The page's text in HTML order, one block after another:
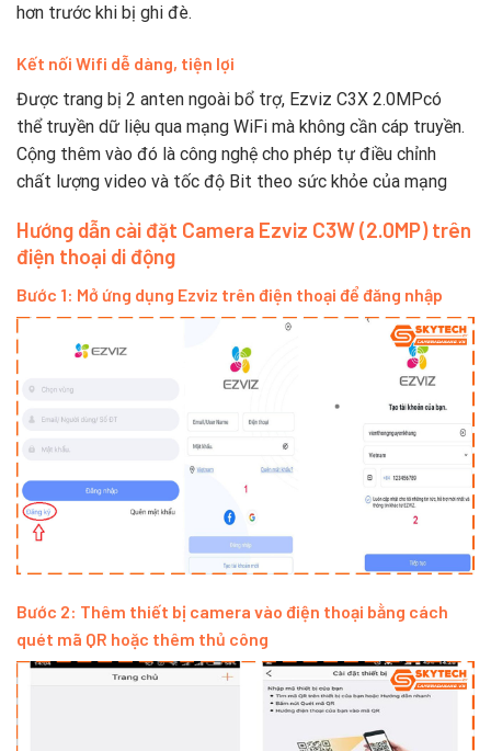
hơn trước khi bị ghi đè.
Kết nối Wifi dễ dàng, tiện lợi
Được trang bị 2 anten ngoài bổ trợ, Ezviz C3X 2.0MPcó
thể truyền dữ liệu qua mạng WiFi mà không cần cáp truyền.
Cộng thêm vào đó là công nghệ cho phép tự điều chỉnh
chất lượng video và tốc độ Bit theo sức khỏe của mạng
Hướng dẫn cài đặt Camera Ezviz C3W (2.0MP) trên
điện thoại di động
Bước 1: Mở ứng dụng Ezviz trên điện thoại để đăng nhập
Bước 2: Thêm thiết bị camera vào điện thoại bằng cách
quét mã QR hoặc thêm thủ công